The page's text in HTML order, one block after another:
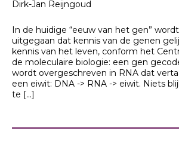
Dirk-Jan Reijngoud
In de huidige “eeuw van het gen”
uitgegaan dat kennis van de genen
kennis van het leven, conform het
de moleculaire biologie: een gen
wordt overgeschreven in RNA dat
een eiwit: DNA -> RNA -> eiwit. Niets
te […]